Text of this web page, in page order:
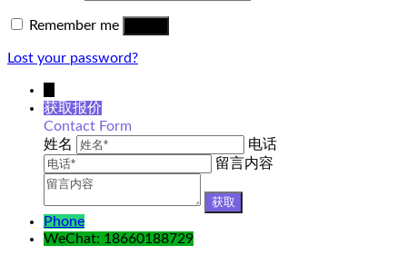
Remember me
Lost your password?
获取报价
Contact Form
姓名
电话
留言内容
Phone
WeChat: 18660188729